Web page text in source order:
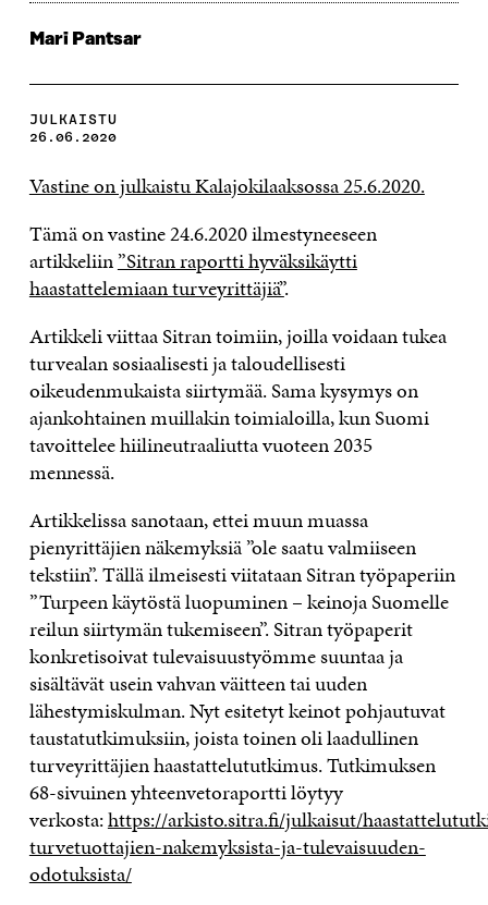
Mari Pantsar
JULKAISTU
26.06.2020
Vastine on julkaistu Kalajokilaaksossa 25.6.2020.
Tämä on vastine 24.6.2020 ilmestyneeseen
artikkeliin”Sitran raportti hyväksikäytti
haastattelemiaan turveyrittäjiä”.
Artikkeli viittaa Sitran toimiin, joilla voidaan tukea
turvealan sosiaalisesti ja taloudellisesti
oikeudenmukaista siirtymää. Sama kysymys on
ajankohtainen muillakin toimialoilla, kun Suomi
tavoittelee hiilineutraaliutta vuoteen 2035
mennessä.
Artikkelissa sanotaan, ettei muun muassa
pienyrittäjien näkemyksiä ”ole saatu valmiiseen
tekstiin”. Tällä ilmeisesti viitataan Sitran työpaperiin
”Turpeen käytöstä luopuminen – keinoja Suomelle
reilun siirtymän tukemiseen”. Sitran työpaperit
konkretisoivat tulevaisuustyömme suuntaa ja
sisältävät usein vahvan väitteen tai uuden
lähestymiskulman. Nyt esitetyt keinot pohjautuvat
taustatutkimuksiin, joista toinen oli laadullinen
turveyrittäjien haastattelututkimus. Tutkimuksen
68-sivuinen yhteenvetoraportti löytyy
verkosta:https://arkisto.sitra.fi/julkaisut/
turvetuottajien-nakemyksista-ja-tulevaisuuden-
odotuksista/